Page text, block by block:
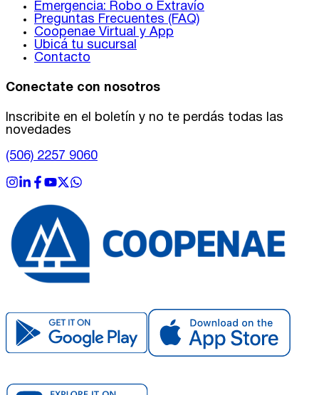
Emergencia: Robo o Extravío
Preguntas Frecuentes (FAQ)
Coopenae Virtual y App
Ubicá tu sucursal
Contacto
Conectate con nosotros
Inscribite en el boletín y no te perdás todas las
novedades
(506) 2257 9060